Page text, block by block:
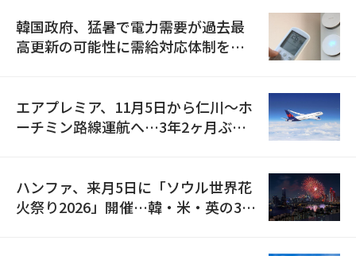
韓国政府、猛暑で電力需要が過去最
高更新の可能性に需給対応体制を点
エアプレミア、11月5日から仁川〜ホ
ーチミン路線運航へ…3年2ヶ月ぶり
ハンファ、来月5日に「ソウル世界花
火祭り2026」開催…韓・米・英の3カ